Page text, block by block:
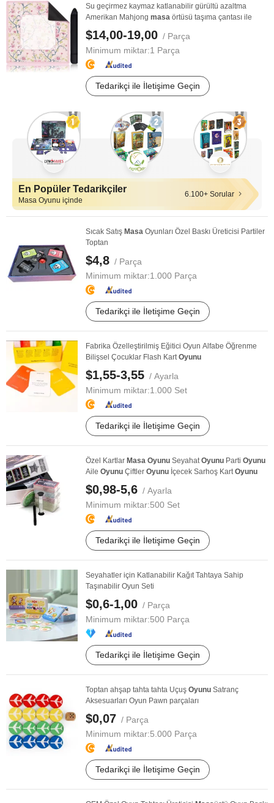
Su geçirmez kaymaz katlanabilir gürültü azaltma
Amerikan Mahjong masa örtüsü taşıma çantası ile
$14,00-19,00 / Parça
Minimum miktar:1 Parça
Tedarikçi ile İletişime Geçin
En Popüler Tedarikçiler
Masa Oyunu içinde
6.100+ Sorular
Sıcak Satış Masa Oyunları Özel Baskı Üreticisi Partiler
Toptan
$4,8 / Parça
Minimum miktar:1.000 Parça
Tedarikçi ile İletişime Geçin
Fabrika Özelleştirilmiş Eğitici Oyun Alfabe Öğrenme
Bilişsel Çocuklar Flash KartOyunu
$1,55-3,55 / Ayarla
Minimum miktar:1.000 Set
Tedarikçi ile İletişime Geçin
Özel Kartlar Masa Oyunu SeyahatOyunu Parti Oyunu
Aile Oyunu Çiftler Oyunu İçecek Sarhoş KartOyunu
$0,98-5,6 / Ayarla
Minimum miktar:500 Set
Tedarikçi ile İletişime Geçin
Seyahatler için Katlanabilir Kağıt Tahtaya Sahip
Taşınabilir Oyun Seti
$0,6-1,00 / Parça
Minimum miktar:500 Parça
Tedarikçi ile İletişime Geçin
Toptan ahşap tahta tahta Uçuş Oyunu Satranç
Aksesuarları Oyun Pawn parçaları
$0,07 / Parça
Minimum miktar:5.000 Parça
Tedarikçi ile İletişime Geçin